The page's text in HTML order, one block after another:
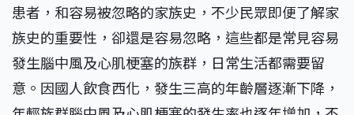
患者，和容易被忽略的家族史，不少民眾即便了解家
族史的重要性，卻還是容易忽略，這些都是常見容易
發生腦中風及心肌梗塞的族群，日常生活都需要留
意。因國人飲食西化，發生三高的年齡層逐漸下降，